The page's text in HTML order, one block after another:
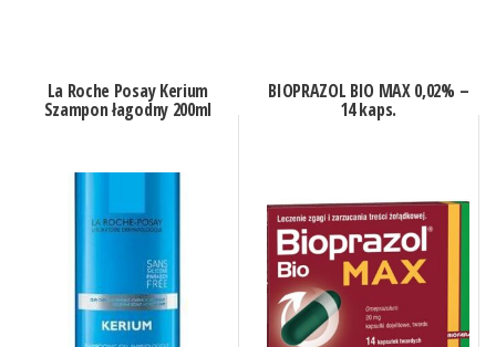
La Roche Posay Kerium
Szampon łagodny 200ml
BIOPRAZOL BIO MAX 0,02% –
14 kaps.